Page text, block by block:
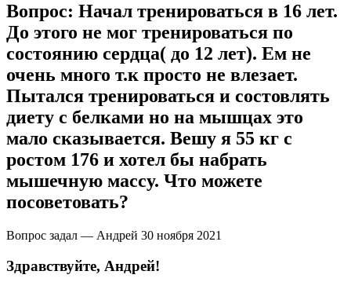
Коэнзим Q10
Лецитин
Пищеварение
Сердце и Сосуды
Щитовидная железа
Омега жиры
Суставы и связки
Вопрос: Начал тренироваться в 16 лет.
До этого не мог тренироваться по
состоянию сердца( до 12 лет). Ем не
очень много т.к просто не влезает.
Пытался тренироваться и состовлять
диету с белками но на мышцах это
мало сказывается. Вешу я 55 кг с
ростом 176 и хотел бы набрать
мышечную массу. Что можете
посоветовать?
Вопрос задал — Андрей 30 ноября 2021
Здравствуйте, Андрей!